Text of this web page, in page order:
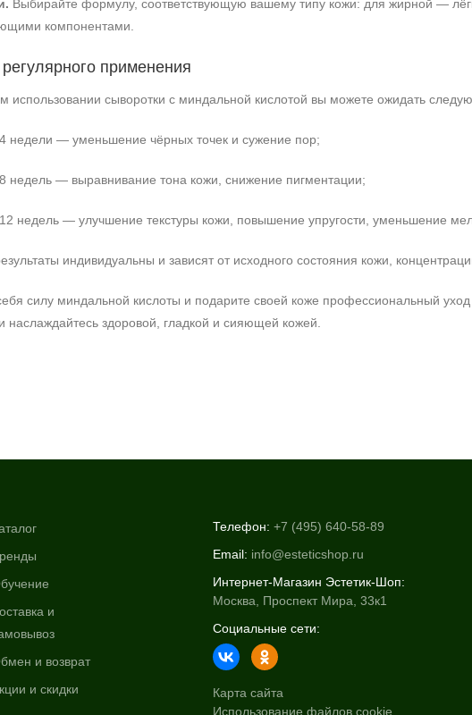
Выбирайте формулу, соответствующую вашему типу кожи: для жирной —
компонентами.
применения
использовании сыворотки с миндальной кислотой вы можете ожидать
недели — уменьшение чёрных точек и сужение пор;
недель — выравнивание тона кожи, снижение пигментации;
недель — улучшение текстуры кожи, повышение упругости, уменьшение
индивидуальны и зависят от исходного состояния кожи,
силу миндальной кислоты и подарите своей коже профессиональный
наслаждайтесь здоровой, гладкой и сияющей кожей.
и
и возврат
и скидки
Телефон: +7 (495) 640-58-89
Email: info@esteticshop.ru
Интернет-Магазин Эстетик-Шоп:
Москва, Проспект Мира, 33к1
Социальные сети:
Карта сайта
Использование файлов cookie